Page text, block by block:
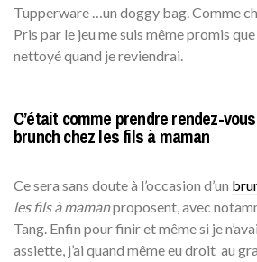
Tupperware …un doggy bag. Comme
Pris par le jeu me suis même promis
nettoyé quand je reviendrai.
C’était comme prendre rendez-
brunch chez les fils à maman
Ce sera sans doute à l’occasion d’un
les fils à mamanproposent, avec
Tang. Enfin pour finir et même si je
assiette, j’ai quand même eu droit au